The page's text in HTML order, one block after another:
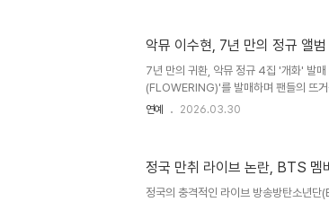
페로 향해 봄동 비빔밥을 제조했습니다.
저트만 먹고 첫 끼'라며 체중 관리에 대한
악뮤 이수현, 7년 만의 정규 앨
7년 만의 귀환, 악뮤 정규 4집 '개화' 발
(FLOWERING)'를 발매하며 팬들의 뜨
낙원', '봄 색깔', '벌레를 내고', '기쁨, 슬
뮤 정규 4집 '개화'의 트랙 제목들은 공개
은 "봄 노래들을 하나 같이..
연예 2026.03.30
정국 만취 라이브 논란, BTS 멤
정국의 충격적인 라이브 방송방탄소년